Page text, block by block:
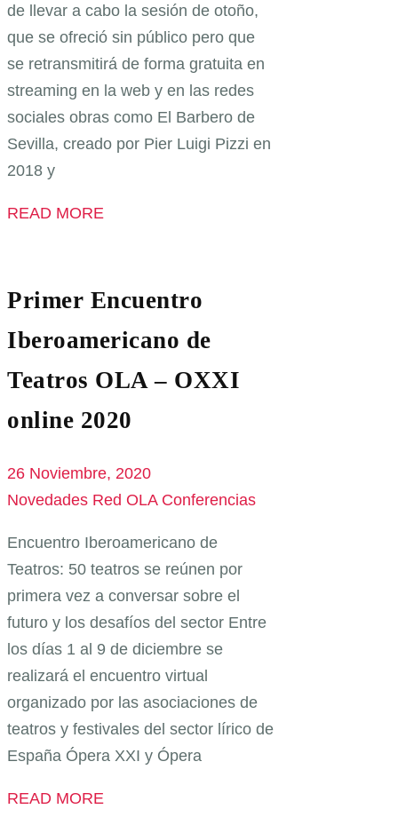
de llevar a cabo la sesión de otoño,
que se ofreció sin público pero que
se retransmitirá de forma gratuita en
streaming en la web y en las redes
sociales obras como El Barbero de
Sevilla, creado por Pier Luigi Pizzi en
2018 y
READ MORE
Primer Encuentro
Iberoamericano de
Teatros OLA – OXXI
online 2020
26 Noviembre, 2020
Novedades Red OLA Conferencias
Encuentro Iberoamericano de
Teatros: 50 teatros se reúnen por
primera vez a conversar sobre el
futuro y los desafíos del sector Entre
los días 1 al 9 de diciembre se
realizará el encuentro virtual
organizado por las asociaciones de
teatros y festivales del sector lírico de
España Ópera XXI y Ópera
READ MORE